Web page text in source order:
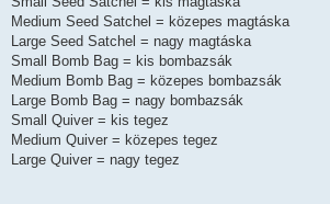
Medium Seed Satchel = közepes magtáska
Large Seed Satchel = nagy magtáska
Small Bomb Bag = kis bombazsák
Medium Bomb Bag = közepes bombazsák
Large Bomb Bag = nagy bombazsák
Small Quiver = kis tegez
Medium Quiver = közepes tegez
Large Quiver = nagy tegez